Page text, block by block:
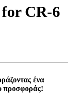
CR-6
ένα
προσφοράς!